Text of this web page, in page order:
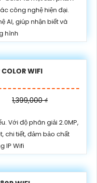
công nghệ hiện đại.
AI, giúp nhận biết và
hình
WIFI
1,399,000 ₫
Với độ phân giải 2.0MP,
chi tiết, đảm bảo chất
IP Wifi